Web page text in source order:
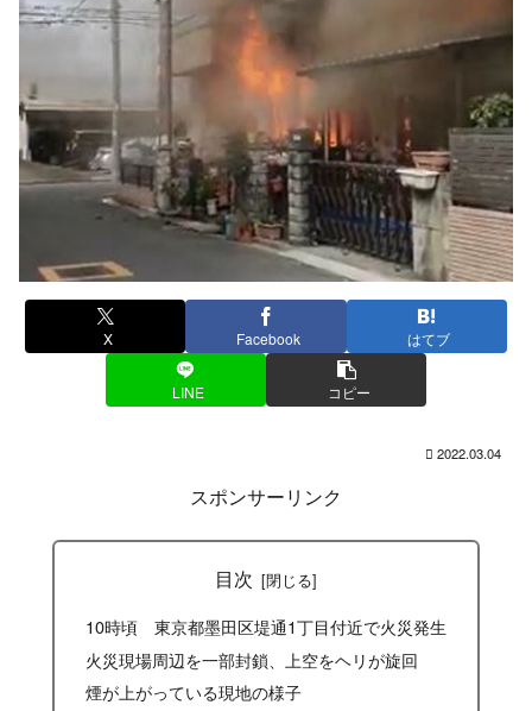
X Facebook はてブ
LINE コピー
2022.03.04
スポンサーリンク
目次
10時頃 東京都墨田区堤通1丁目付近で火災発生
火災現場周辺を一部封鎖、上空をヘリが旋回
煙が上がっている現地の様子